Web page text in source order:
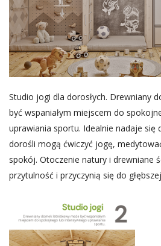
Studio jogi dla dorosłych. Drewniany
być wspaniałym miejscem do
uprawiania sportu. Idealnie nadaje
dorośli mogą ćwiczyć jogę,
spokój. Otoczenie natury i drewniane
przytulność i przyczynią się do